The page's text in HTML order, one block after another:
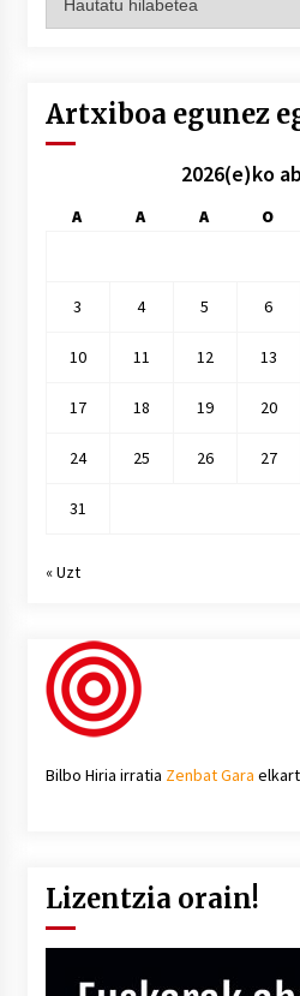
hilez
Artxiboa egunez
2026(e)ko
A A A O
3 4 5 6
10 11 12 13
17 18 19 20
24 25 26 27
31
« Uzt
Bilbo Hiria irratia Zenbat Gara
Lizentzia orain!